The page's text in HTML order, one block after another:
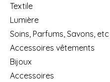
Textile
Lumière
Soins, Parfums, Savons, etc
Accessoires vêtements
Bijoux
Accessoires